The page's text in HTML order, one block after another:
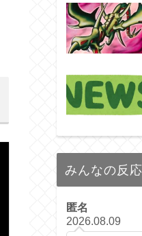
みんなの反応
匿名
2026.08.09